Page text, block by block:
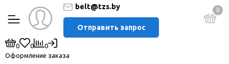
belt@tzs.by
Отправить запрос
0
0 0
0
Оформление заказа